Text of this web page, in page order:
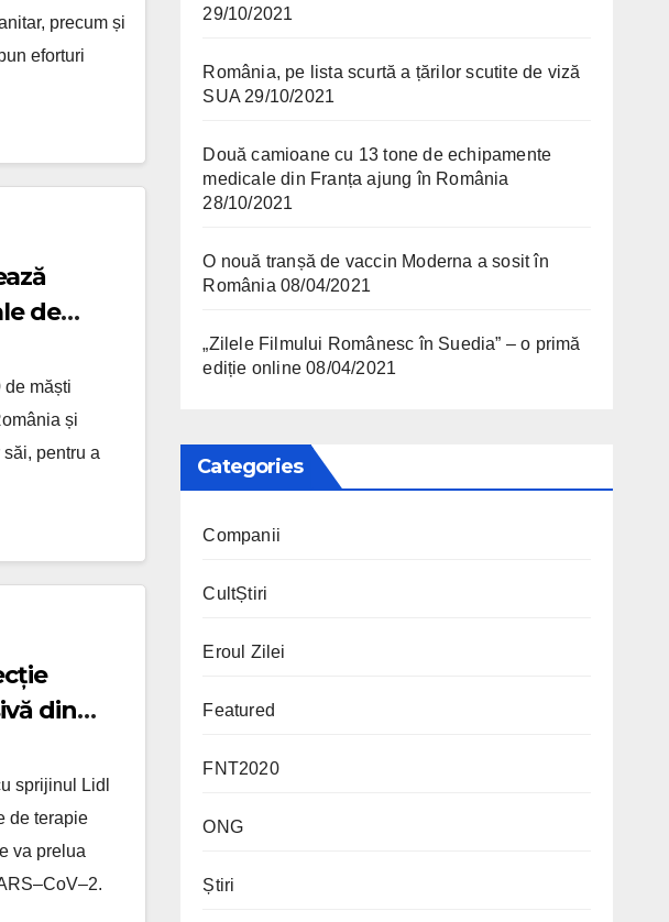
precum și
eforturi
de
măști
și
pentru a
din
CoV-
sprijinul Lidl
de terapie
va prelua
29/10/2021
România, pe lista scurtă a țărilor scutite de viză
SUA 29/10/2021
Două camioane cu 13 tone de echipamente
medicale din Franța ajung în România
28/10/2021
O nouă tranșă de vaccin Moderna a sosit în
România 08/04/2021
„Zilele Filmului Românesc în Suedia” – o primă
ediție online 08/04/2021
Categories
Companii
CultȘtiri
Eroul Zilei
Featured
FNT2020
ONG
Știri